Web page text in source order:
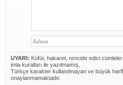
UYARI: Küfür, hakaret, rencide edici
imla kuralları ile yazılmamış,
Türkçe karakter kullanılmayan ve büyük
onaylanmamaktadır.